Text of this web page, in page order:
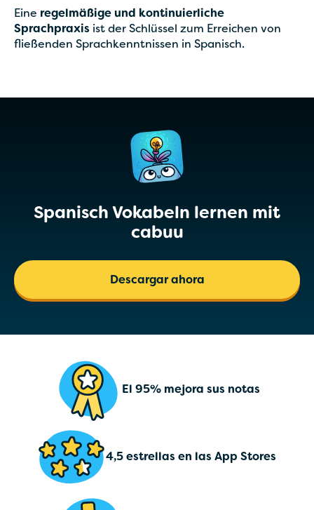
Eine regelmäßige und kontinuierliche
Sprachpraxis ist der Schlüssel zum Erreichen von
fließenden Sprachkenntnissen in Spanisch.
Spanisch Vokabeln lernen mit
cabuu
Descargar ahora
El 95% mejora sus notas
4,5 estrellas en las App Stores